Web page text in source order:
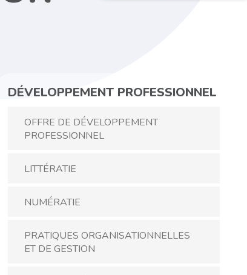
DÉVELOPPEMENT PROFESSIONNEL
OFFRE DE DÉVELOPPEMENT
PROFESSIONNEL
LITTÉRATIE
NUMÉRATIE
PRATIQUES ORGANISATIONNELLES
ET DE GESTION